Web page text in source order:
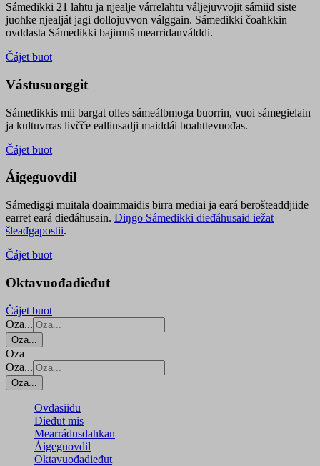
Sámedikki 21 lahtu ja njealje várrelahtu váljejuvvojit sámiid siste
juohke njealját jagi dollojuvvon válggain. Sámedikki čoahkkin
ovddasta Sámedikki bajimuš mearridanválddi.
Čájet buot
Vástusuorggit
Sámedikkis mii bargat olles sámeálbmoga buorrin, vuoi sámegielain
ja kultuvrras livčče eallinsadji maiddái boahttevuođas.
Čájet buot
Áigeguovdil
Sámediggi muitala doaimmaidis birra mediai ja eará berošteaddjiide
earret eará dieđáhusain. Diŋgo Sámedikki dieđáhusaid iežat
šleađgapostii.
Čájet buot
Oktavuođadieđut
Čájet buot
Oza...
Oza...
Oza
Oza...
Oza...
Ovdasiidu
Dieđut mis
Mearrádusdahkan
Áigeguovdil
Oktavuođadieđut